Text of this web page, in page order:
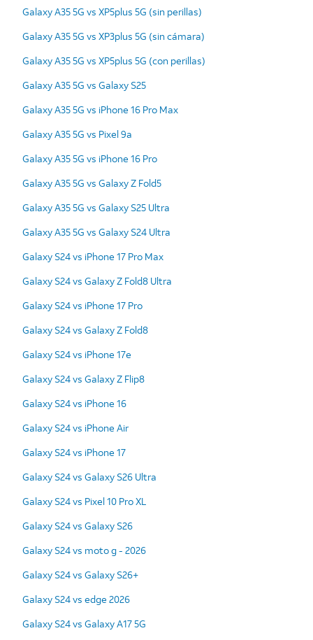
Galaxy A35 5G vs XP5plus 5G (sin perillas)
Galaxy A35 5G vs XP3plus 5G (sin cámara)
Galaxy A35 5G vs XP5plus 5G (con perillas)
Galaxy A35 5G vs Galaxy S25
Galaxy A35 5G vs iPhone 16 Pro Max
Galaxy A35 5G vs Pixel 9a
Galaxy A35 5G vs iPhone 16 Pro
Galaxy A35 5G vs Galaxy Z Fold5
Galaxy A35 5G vs Galaxy S25 Ultra
Galaxy A35 5G vs Galaxy S24 Ultra
Galaxy S24 vs iPhone 17 Pro Max
Galaxy S24 vs Galaxy Z Fold8 Ultra
Galaxy S24 vs iPhone 17 Pro
Galaxy S24 vs Galaxy Z Fold8
Galaxy S24 vs iPhone 17e
Galaxy S24 vs Galaxy Z Flip8
Galaxy S24 vs iPhone 16
Galaxy S24 vs iPhone Air
Galaxy S24 vs iPhone 17
Galaxy S24 vs Galaxy S26 Ultra
Galaxy S24 vs Pixel 10 Pro XL
Galaxy S24 vs Galaxy S26
Galaxy S24 vs moto g - 2026
Galaxy S24 vs Galaxy S26+
Galaxy S24 vs edge 2026
Galaxy S24 vs Galaxy A17 5G